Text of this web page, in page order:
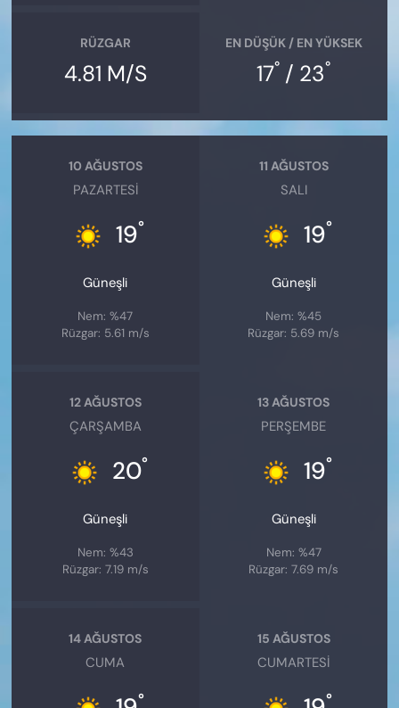
RÜZGAR
4.81 M/S
EN DÜŞÜK / EN YÜKSEK
17° / 23°
10 AĞUSTOS
PAZARTESI
19°
Güneşli
Nem: %47
Rüzgar: 5.61 m/s
11 AĞUSTOS
SALI
19°
Güneşli
Nem: %45
Rüzgar: 5.69 m/s
12 AĞUSTOS
ÇARŞAMBA
20°
Güneşli
Nem: %43
Rüzgar: 7.19 m/s
13 AĞUSTOS
PERŞEMBE
19°
Güneşli
Nem: %47
Rüzgar: 7.69 m/s
14 AĞUSTOS
CUMA
°
15 AĞUSTOS
CUMARTESI
°